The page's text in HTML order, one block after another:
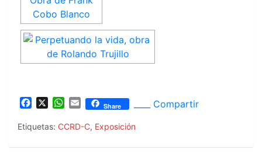
c
b
W
a
s
E
a
l
Share ____ Compartir
Etiquetas: CCRD-C, Exposición